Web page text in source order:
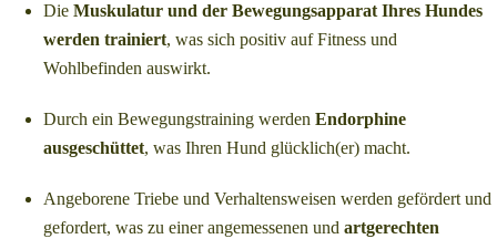
DieMuskulatur und der Bewegungsapparat Ihres Hundes
werden trainiert, was sich positiv auf Fitness und
Wohlbefinden auswirkt.
Durch ein Bewegungstraining werdenEndorphine
ausgeschüttet, was Ihren Hund glücklich(er) macht.
Angeborene Triebe und Verhaltensweisen werden gefördert und
gefordert, was zu einer angemessenen undartgerechten